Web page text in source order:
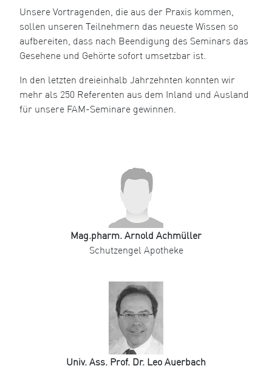
Unsere Vortragenden, die aus der Praxis kommen,
sollen unseren Teilnehmern das neueste Wissen so
aufbereiten, dass nach Beendigung des Seminars das
Gesehene und Gehörte sofort umsetzbar ist.
In den letzten dreieinhalb Jahrzehnten konnten wir
mehr als 250 Referenten aus dem Inland und Ausland
für unsere FAM-Seminare gewinnen.
Mag.pharm. Arnold Achmüller
Schutzengel Apotheke
Univ. Ass. Prof. Dr. Leo Auerbach